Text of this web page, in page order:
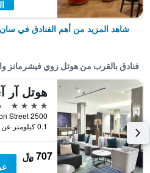
شاهد المزيد من أهم الفنادق في
فنادق بالقرب من هوتل زوي فيشرمانز
4 نجوم
0.1 كيلومتر عن وسط المدينة
707 ﷼